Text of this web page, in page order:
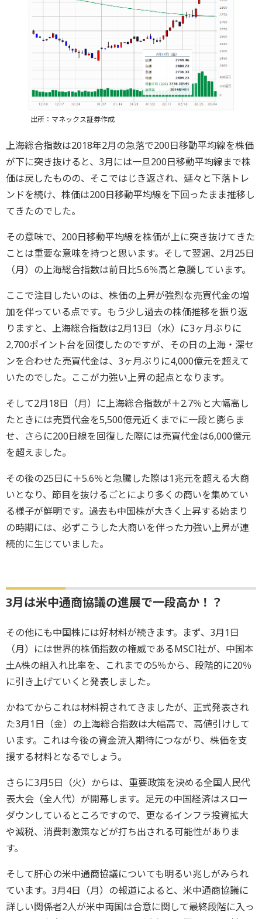
出所：マネックス証券作成
上海総合指数は2018年2月の急落で200日移動平均線を株価
が下に突き抜けると、3月には一旦200日移動平均線まで株
価は戻したものの、そこではじき返され、延々と下落トレ
ンドを続け、株価は200日移動平均線を下回ったまま推移し
てきたのでした。
その意味で、200日移動平均線を株価が上に突き抜けてきた
ことは重要な意味を持つと思います。そして翌週、2月25日
（月）の上海総合指数は前日比5.6％高と急騰しています。
ここで注目したいのは、株価の上昇が強烈な売買代金の増
加を伴っている点です。もう少し過去の株価推移を振り返
りますと、上海総合指数は2月13日（水）に3ヶ月ぶりに
2,700ポイント台を回復したのですが、その日の上海・深セ
ンを合わせた売買代金は、3ヶ月ぶりに4,000億元を超えて
いたのでした。ここが力強い上昇の起点となります。
そして2月18日（月）に上海総合指数が＋2.7％と大幅高し
たときには売買代金を5,500億元近くまでに一段と膨らま
せ、さらに200日線を回復した際には売買代金は6,000億元
を超えました。
その後の25日に＋5.6％と急騰した際は1兆元を超える大商
いとなり、節目を抜けるごとにより多くの商いを集めてい
る様子が鮮明です。過去も中国株が大きく上昇する始まり
の時期には、必ずこうした大商いを伴った力強い上昇が連
続的に生じていました。
3月は米中通商協議の進展で一段高か！？
その他にも中国株には好材料が続きます。まず、3月1日
（月）には世界的株価指数の権威であるMSCI社が、中国本
土A株の組入れ比率を、これまでの5％から、段階的に20％
に引き上げていくと発表しました。
かねてからこれは材料視されてきましたが、正式発表され
た3月1日（金）の上海総合指数は大幅高で、高値引けして
います。これは今後の資金流入期待につながり、株価を支
援する材料となるでしょう。
さらに3月5日（火）からは、重要政策を決める全国人民代
表大会（全人代）が開幕します。足元の中国経済はスロー
ダウンしているところですので、更なるインフラ投資拡大
や減税、消費刺激策などが打ち出される可能性がありま
す。
そして肝心の米中通商協議についても明るい兆しがみられ
ています。3月4日（月）の報道によると、米中通商協議に
詳しい関係者2人が米中両国は合意に関して最終段階に入っ